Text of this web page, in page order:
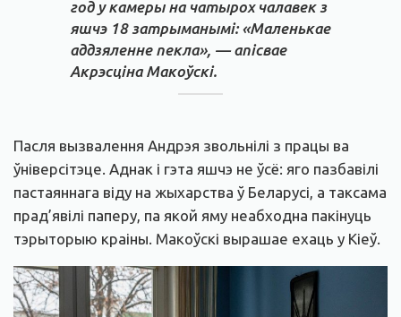
год у камеры на чатырох чалавек з
яшчэ 18 затрыманымі: «Маленькае
аддзяленне пекла», — апісвае
Акрэсціна Макоўскі.
Пасля вызвалення Андрэя звольнілі з працы ва
ўніверсітэце. Аднак і гэта яшчэ не ўсё: яго пазбавілі
пастаяннага віду на жыхарства ў Беларусі, а таксама
прад’явілі паперу, па якой яму неабходна пакінуць
тэрыторыю краіны. Макоўскі вырашае ехаць у Кіеў.